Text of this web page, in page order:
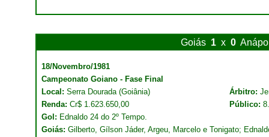
Goiás 1 x 0
18/Novembro/1981
Campeonato Goiano - Fase Final
Local: Serra Dourada (Goiânia) Árbitro:
Renda: Cr$ 1.623.650,00 Público:
Gol: Ednaldo 24 do 2º Tempo.
Goiás: Gilberto, Gílson Jáder, Argeu, Marcelo e Tonigato;